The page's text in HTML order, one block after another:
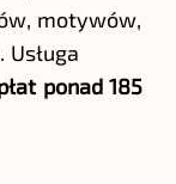
motywów,
ponad 185